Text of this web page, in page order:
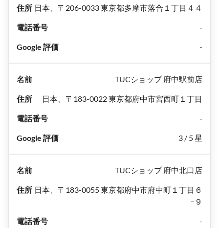
日本、〒206-0033 東京都多摩市落合１丁目４４
-
-
TUCショップ 府中駅前店
日本、〒183-0022 東京都府中市宮西町１丁目
-
3 / 5 星
TUCショップ 府中北口店
日本、〒183-0055 東京都府中市府中町１丁目６
−９
-